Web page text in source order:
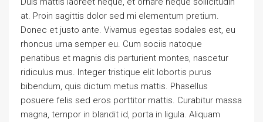
at. Proin sagittis dolor sed mi elementum pretium.
Donec et justo ante. Vivamus egestas sodales est, eu
rhoncus urna semper eu. Cum sociis natoque
penatibus et magnis dis parturient montes, nascetur
ridiculus mus. Integer tristique elit lobortis purus
bibendum, quis dictum metus mattis. Phasellus
posuere felis sed eros porttitor mattis. Curabitur massa
magna, tempor in blandit id, porta in ligula. Aliquam